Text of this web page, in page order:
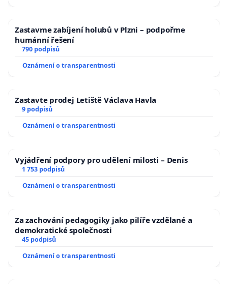
Zastavme zabíjení holubů v Plzni – podpořme
humánní řešení
790 podpisů
Oznámení o transparentnosti
Zastavte prodej Letiště Václava Havla
9 podpisů
Oznámení o transparentnosti
Vyjádření podpory pro udělení milosti – Denis
1 753 podpisů
Oznámení o transparentnosti
Za zachování pedagogiky jako pilíře vzdělané a
demokratické společnosti
45 podpisů
Oznámení o transparentnosti